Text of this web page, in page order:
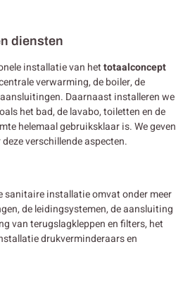
diensten
installatie van hettotaalconcept
verwarming, de boiler, de
Daarnaast installeren we
het bad, de lavabo, toiletten en de
helemaal gebruiksklaar is. We geven
verschillende aspecten.
sanitaire installatie omvat onder meer
de leidingsystemen, de aansluiting
van terugslagkleppen en filters, het
drukverminderaars en